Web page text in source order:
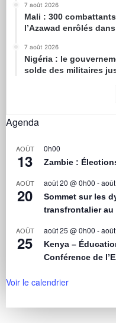
7 août 2026
Mali : 300
l’Azawad enrôlés dans
7 août 2026
Nigéria : le
solde des militaires
Agenda
AOÛT
13
0h00
Zambie :
AOÛT
20
août 20 @ 0h00 -
Sommet sur les
transfrontalier au
AOÛT
25
août 25 @ 0h00 -
Kenya –
Conférence de
Voir le calendrier